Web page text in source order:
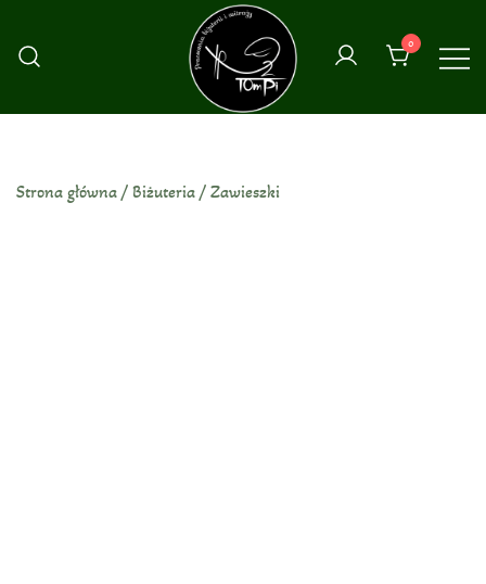
treści
0
Strona główna / Biżuteria / Zawieszki